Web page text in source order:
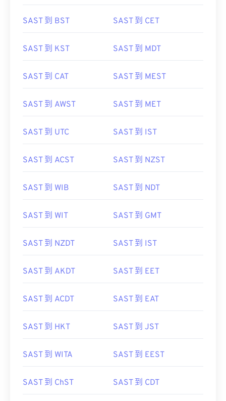
SAST 到 BST SAST 到 CET
SAST 到 KST SAST 到 MDT
SAST 到 CAT SAST 到 MEST
SAST 到 AWST SAST 到 MET
SAST 到 UTC SAST 到 IST
SAST 到 ACST SAST 到 NZST
SAST 到 WIB SAST 到 NDT
SAST 到 WIT SAST 到 GMT
SAST 到 NZDT SAST 到 IST
SAST 到 AKDT SAST 到 EET
SAST 到 ACDT SAST 到 EAT
SAST 到 HKT SAST 到 JST
SAST 到 WITA SAST 到 EEST
SAST 到 ChST SAST 到 CDT